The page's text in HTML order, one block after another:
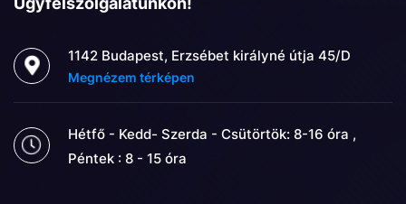
1142 Budapest, Erzsébet királyné útja 45/D
Megnézem térképen
Hétfő - Kedd- Szerda - Csütörtök: 8-16 óra ,
Péntek : 8 - 15 óra